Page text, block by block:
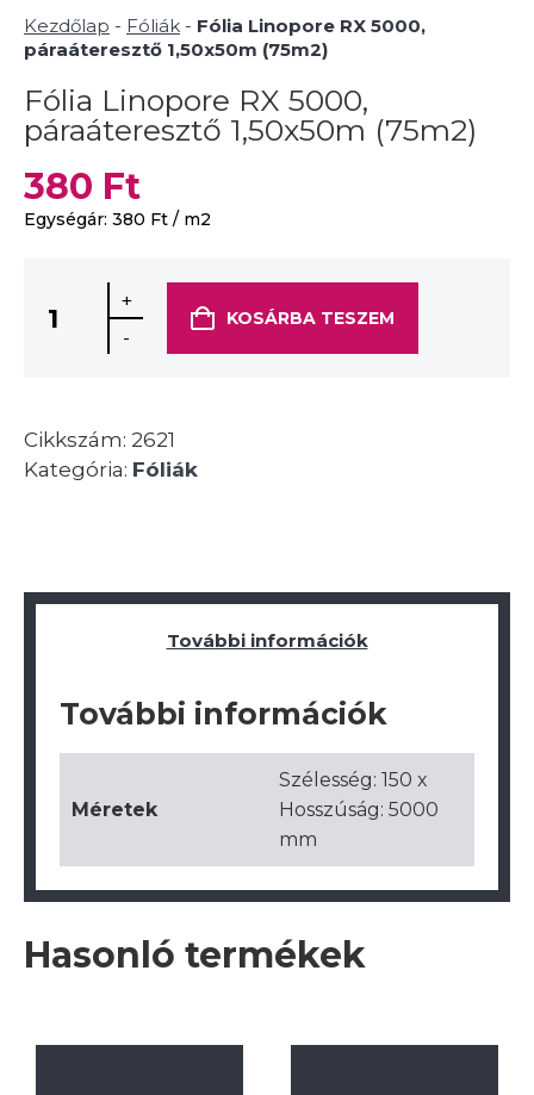
Kezdőlap - Fóliák - Fólia Linopore RX 5000,
páraáteresztő 1,50x50m (75m2)
Fólia Linopore RX 5000,
páraáteresztő 1,50x50m (75m2)
380 Ft
Egységár: 380 Ft / m2
+
-
KOSÁRBA TESZEM
Cikkszám: 2621
Kategória: Fóliák
További információk
További információk
Méretek
Szélesség: 150 x
Hosszúság: 5000
mm
Hasonló termékek